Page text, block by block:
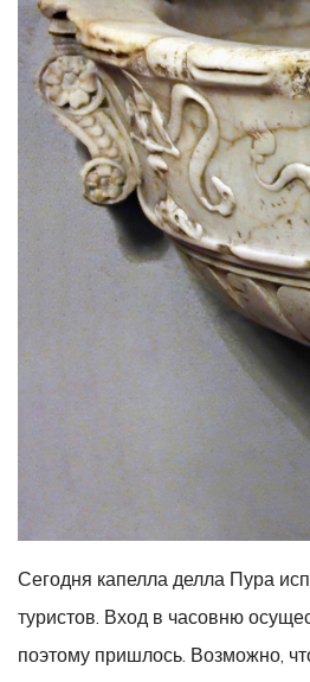
Сегодня капелла делла Пура
туристов. Вход в часовню
поэтому пришлось. Возможно,